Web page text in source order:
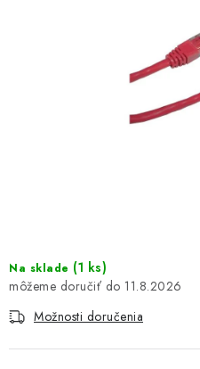
: TOP PRODUKTY
Na sklade (1 ks)
11.8.2026
Možnosti doručenia